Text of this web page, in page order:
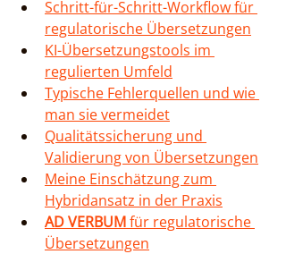
Schritt-für-Schritt-Workflow für
regulatorische Übersetzungen
KI-Übersetzungstools im
regulierten Umfeld
Typische Fehlerquellen und wie
man sie vermeidet
Qualitätssicherung und
Validierung von Übersetzungen
Meine Einschätzung zum
Hybridansatz in der Praxis
AD VERBUM für regulatorische
Übersetzungen